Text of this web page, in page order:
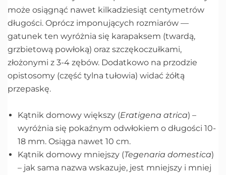
może osiągnąć nawet kilkadziesiąt centymetrów
długości. Oprócz imponujących rozmiarów —
gatunek ten wyróżnia się karapaksem (twardą,
grzbietową powłoką) oraz szczękoczułkami,
złożonymi z 3-4 zębów. Dodatkowo na przodzie
opistosomy (część tylna tułowia) widać żółtą
przepaskę.
Kątnik domowy większy (Eratigena atrica) –
wyróżnia się pokaźnym odwłokiem o długości 10-
18 mm. Osiąga nawet 10 cm.
Kątnik domowy mniejszy (Tegenaria domestica)
– jak sama nazwa wskazuje, jest mniejszy i mniej